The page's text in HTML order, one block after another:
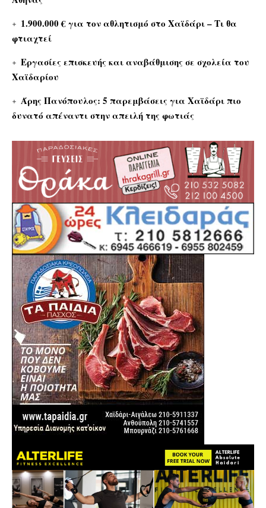
1.900.000 € για τον αθλητισμό στο Χαϊδάρι – Τι θα
φτιαχτεί
Εργασίες επισκευής και αναβάθμισης σε σχολεία του
Χαϊδαρίου
Άρης Πανόπουλος: 5 παρεμβάσεις για Χαϊδάρι πιο
δυνατό απέναντι στην απειλή της φωτιάς